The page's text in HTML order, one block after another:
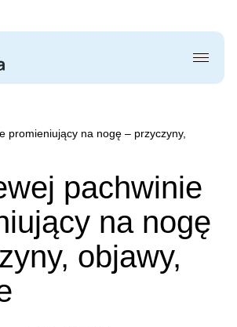
promieniujący na nogę – przyczyny,
pachwinie
na nogę
objawy,